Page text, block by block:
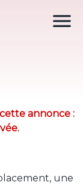
annonce :
une
